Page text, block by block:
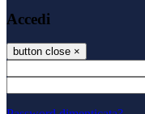
Accedi
button close ×